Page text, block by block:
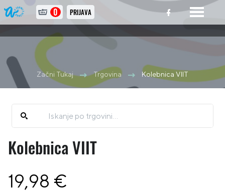
0 PRIJAVA
Začni Tukaj Trgovina Kolebnica VIIT
Kolebnica VIIT
19,98 €